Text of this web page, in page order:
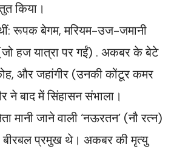
किया।
रूपक बेगम, मरियम-उज-जमानी
हज यात्रा पर गईं) . अकबर के बेटे
और जहांगीर (उनकी कोंटूर कमर
ने बाद में सिंहासन संभाला।
मानी जाने वाली ‘नऊरतन’ (नौ रत्न)
बीरबल प्रमुख थे। अकबर की मृत्यु